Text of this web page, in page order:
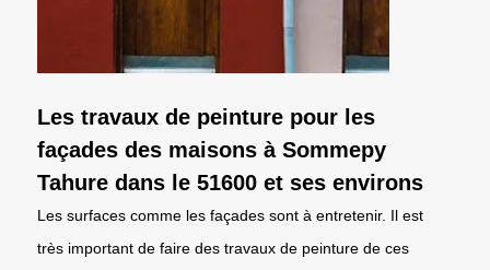
Les travaux de peinture pour les
façades des maisons à Sommepy
Tahure dans le 51600 et ses environs
Les surfaces comme les façades sont à entretenir. Il est
très important de faire des travaux de peinture de ces